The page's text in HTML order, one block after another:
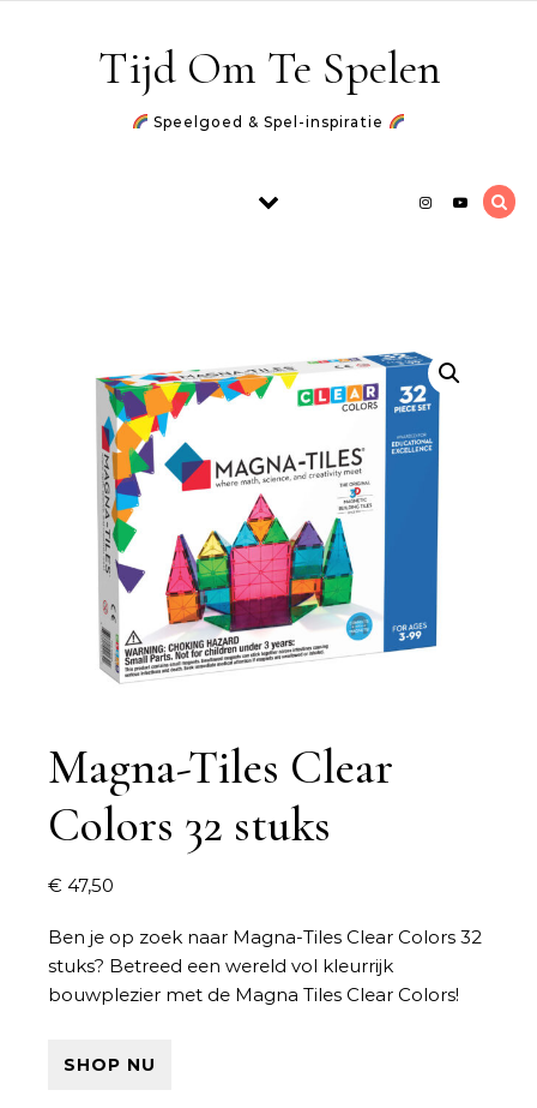
Tijd Om Te Spelen
Speelgoed & Spel-inspiratie
Magna-Tiles Clear
Colors 32 stuks
€ 47,50
Ben je op zoek naar Magna-Tiles Clear Colors 32
stuks? Betreed een wereld vol kleurrijk
bouwplezier met de Magna Tiles Clear Colors!
SHOP NU